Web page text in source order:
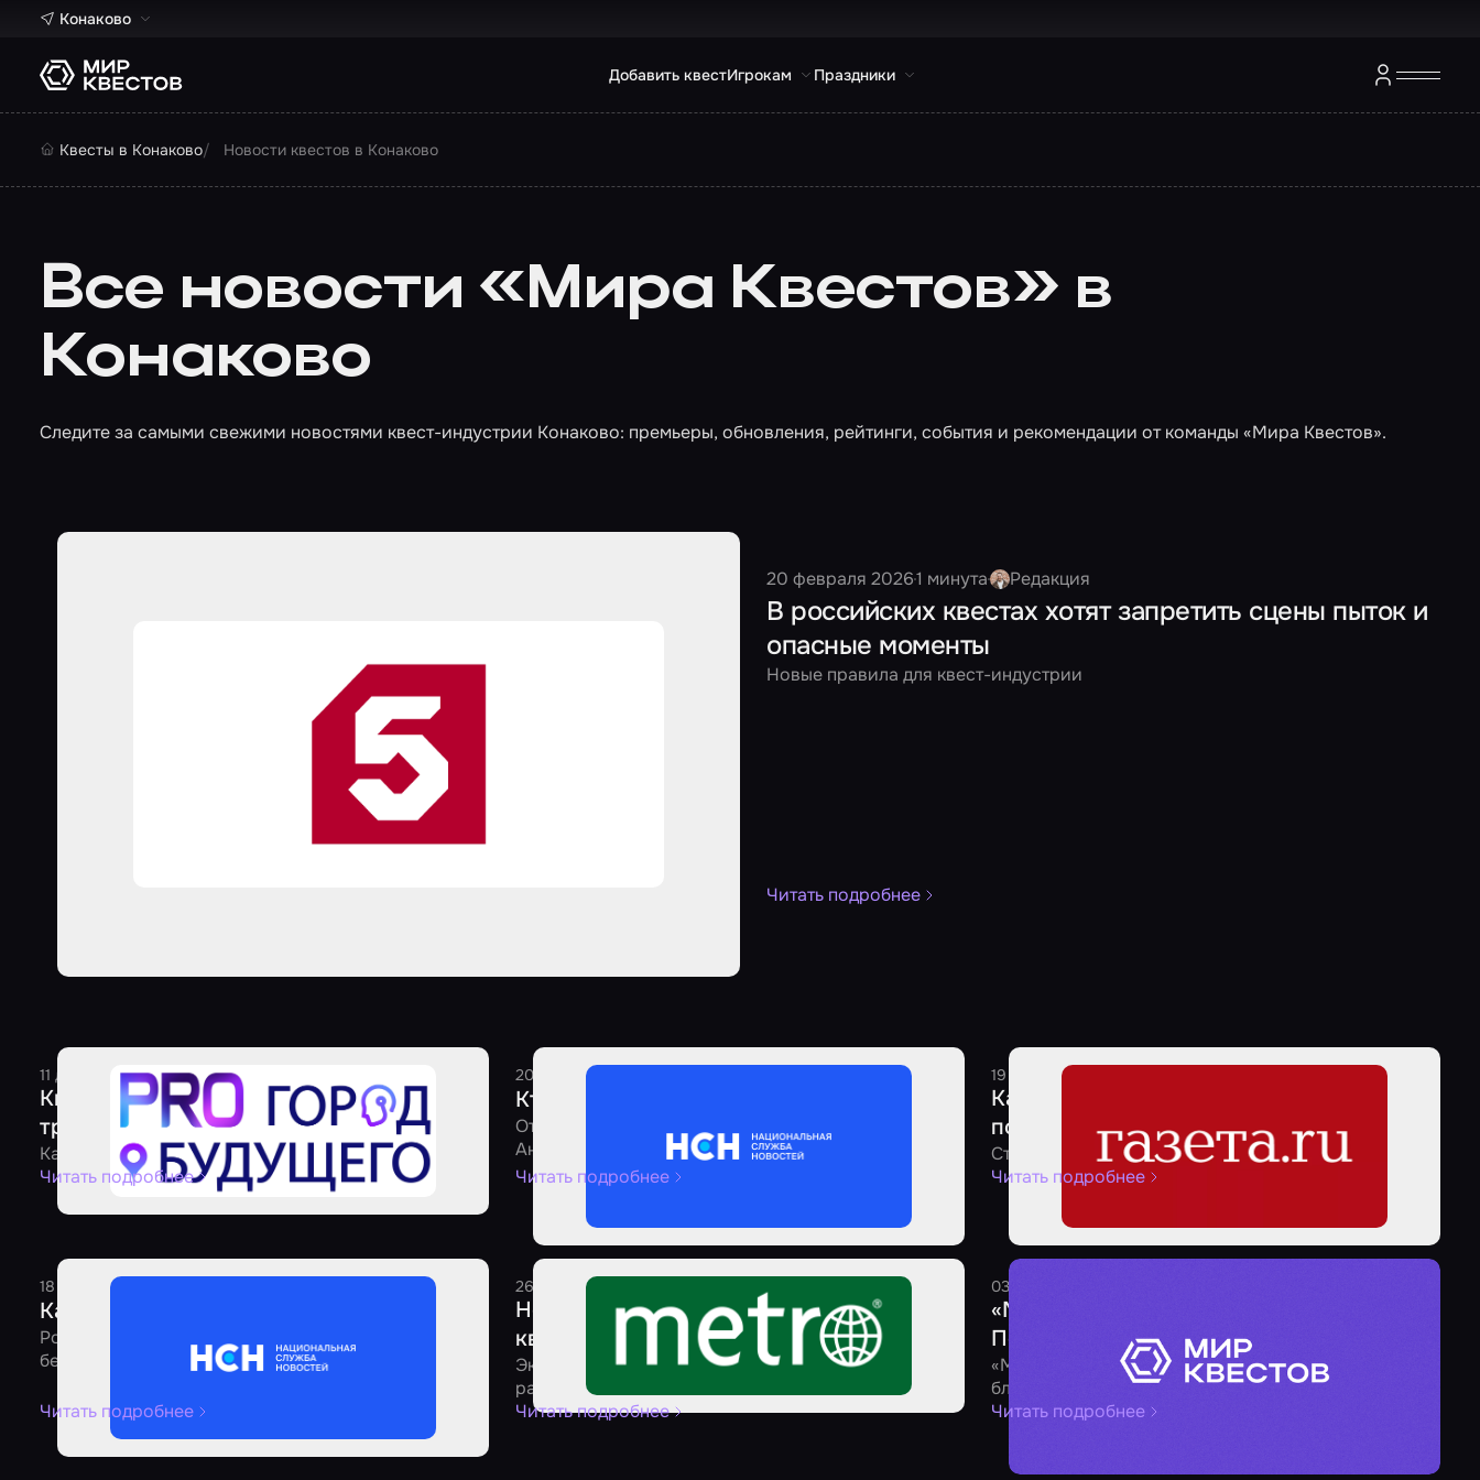
Конаково
Добавить квестИгрокам Праздники
Квесты в Конаково Новости квестов в Конаково
Все новости «Мира Квестов» в
Конаково
Следите за самыми свежими новостями квест-индустрии Конаково: премьеры, обновления, рейтинги, события и рекомендации от команды «Мира Квестов».
20 февраля 20261 минута Редакция
В российских квестах хотят запретить сцены пыток и
опасные моменты
Новые правила для квест-индустрии
Читать подробнее
11 декабря 2025 1 минута
Квесты по сериалу «Метод» открылись в
трех городах России
Как квесты переносят зрителей в эпицентр событий
Читать подробнее
20 августа 2025
Кто должен проверять квесты
Отвечает PR-директор агрегатора «Мир Квестов»
Анастасия Недумова
Читать подробнее
19 августа 2025
Какие квесты являются самыми
популярными среди россиян
Стало известно о предпочтениях россиян
Читать подробнее
18 августа 2025
Как выбрать безопасный квест
Россиянам рассказали о рекомендациях по выбору
безопасных квестов
Читать подробнее
26 июля 2025
Новые стандарты безопасности для
квестов
Эксперты рассказали, как ГОСТы могут повлиять на
развитие индустрии
Читать подробнее
03 мая 2025
«Мир Квестов» принял участие в сборе
Полины Цветковой
«Мир Квестов» оказал поддержку
благотворительному фонду
Читать подробнее